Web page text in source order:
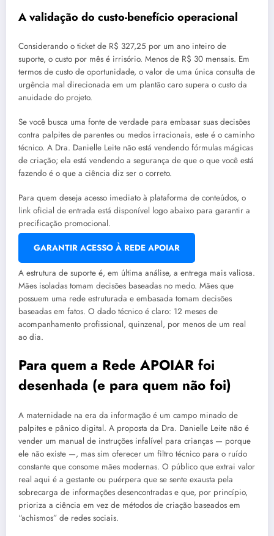
A validação do custo-benefício operacional
Considerando o ticket de R$ 327,25 por um ano inteiro de
suporte, o custo por mês é irrisório. Menos de R$ 30 mensais. Em
termos de custo de oportunidade, o valor de uma única consulta de
urgência mal direcionada em um plantão caro supera o custo da
anuidade do projeto.
Se você busca uma fonte de verdade para embasar suas decisões
contra palpites de parentes ou medos irracionais, este é o caminho
técnico. A Dra. Danielle Leite não está vendendo fórmulas mágicas
de criação; ela está vendendo a segurança de que o que você está
fazendo é o que a ciência diz ser o correto.
Para quem deseja acesso imediato à plataforma de conteúdos, o
link oficial de entrada está disponível logo abaixo para garantir a
precificação promocional.
GARANTIR ACESSO À REDE APOIAR
A estrutura de suporte é, em última análise, a entrega mais valiosa.
Mães isoladas tomam decisões baseadas no medo. Mães que
possuem uma rede estruturada e embasada tomam decisões
baseadas em fatos. O dado técnico é claro: 12 meses de
acompanhamento profissional, quinzenal, por menos de um real
ao dia.
Para quem a Rede APOIAR foi
desenhada (e para quem não foi)
A maternidade na era da informação é um campo minado de
palpites e pânico digital. A proposta da Dra. Danielle Leite não é
vender um manual de instruções infalível para crianças — porque
ele não existe —, mas sim oferecer um filtro técnico para o ruído
constante que consome mães modernas. O público que extrai valor
real aqui é a gestante ou puérpera que se sente exausta pela
sobrecarga de informações desencontradas e que, por princípio,
prioriza a ciência em vez de métodos de criação baseados em
“achismos” de redes sociais.